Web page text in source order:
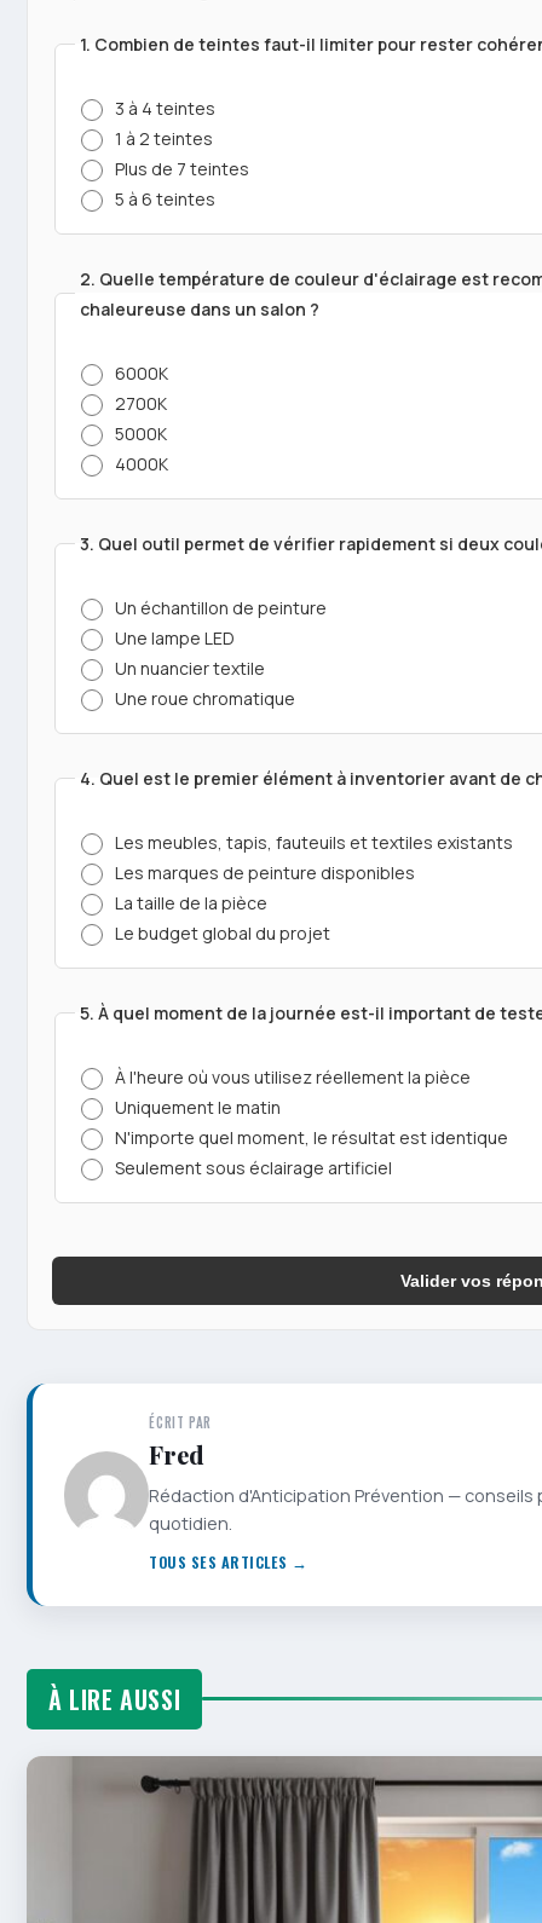
1. Combien de teintes faut-il limiter pour rester
3 à 4 teintes
1 à 2 teintes
Plus de 7 teintes
5 à 6 teintes
2. Quelle température de couleur d'éclairage est
chaleureuse dans un salon ?
6000K
2700K
5000K
4000K
3. Quel outil permet de vérifier rapidement si deux
Un échantillon de peinture
Une lampe LED
Un nuancier textile
Une roue chromatique
4. Quel est le premier élément à inventorier avant de
Les meubles, tapis, fauteuils et textiles existants
Les marques de peinture disponibles
La taille de la pièce
Le budget global du projet
5. À quel moment de la journée est-il important de
À l'heure où vous utilisez réellement la pièce
Uniquement le matin
N'importe quel moment, le résultat est identique
Seulement sous éclairage artificiel
Valider vos
ÉCRIT PAR
Fred
Rédaction d'Anticipation Prévention —
quotidien.
TOUS SES ARTICLES →
À LIRE AUSSI